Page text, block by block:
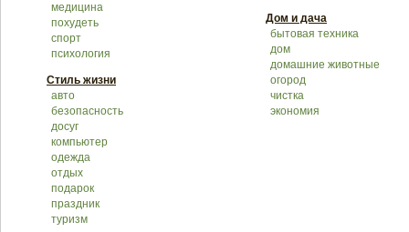
медицина
похудеть
спорт
психология
Стиль жизни
авто
безопасность
досуг
компьютер
одежда
отдых
подарок
праздник
туризм
Дом и дача
бытовая техника
дом
домашние животные
огород
чистка
экономия